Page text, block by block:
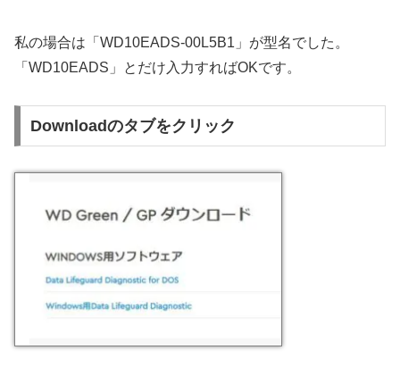
私の場合は「WD10EADS-00L5B1」が型名でした。
「WD10EADS」とだけ入力すればOKです。
Downloadのタブをクリック